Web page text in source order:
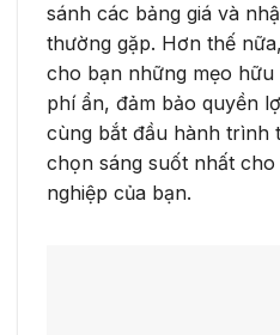
sánh các bảng giá và
thường gặp. Hơn thế
cho bạn những mẹo
phí ẩn, đảm bảo quyền
cùng bắt đầu hành trình
chọn sáng suốt nhất
nghiệp của bạn.